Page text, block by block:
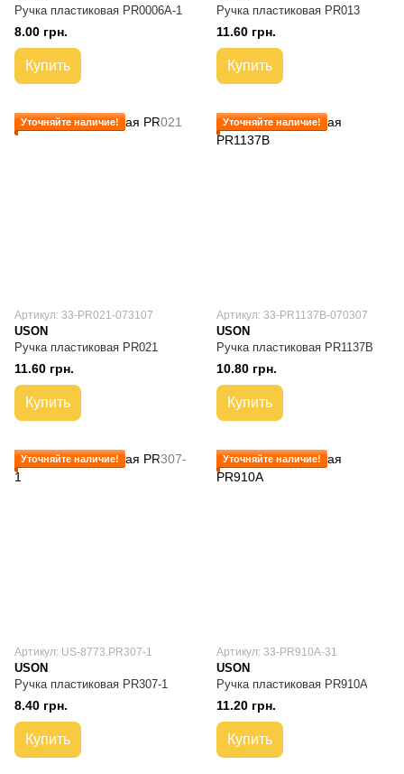
Ручка пластиковая PR0006A-1
8.00 грн.
Купить
Ручка пластиковая PR013
11.60 грн.
Купить
Уточняйте наличие!
Артикул: 33-PR021-073107
USON
Ручка пластиковая PR021
11.60 грн.
Купить
Уточняйте наличие!
Артикул: 33-PR1137B-070307
USON
Ручка пластиковая PR1137B
10.80 грн.
Купить
Уточняйте наличие!
Артикул: US-8773.PR307-1
USON
Ручка пластиковая PR307-1
8.40 грн.
Купить
Уточняйте наличие!
Артикул: 33-PR910A-31
USON
Ручка пластиковая PR910A
11.20 грн.
Купить